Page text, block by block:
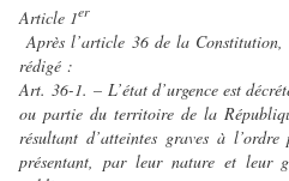
Article 1er
Après l’article 36 de la
rédigé :
Art. 36-1. – L’état d’urgence est
ou partie du territoire de la
résultant d’atteintes graves à
présentant, par leur nature et leur